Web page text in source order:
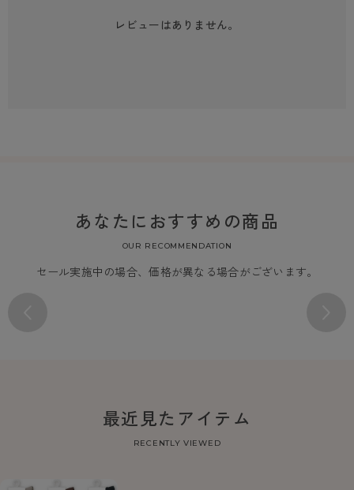
レビューはありません。
あなたにおすすめの商品
OUR RECOMMENDATION
セール実施中の場合、価格が異なる場合がございます。
最近見たアイテム
RECENTLY VIEWED